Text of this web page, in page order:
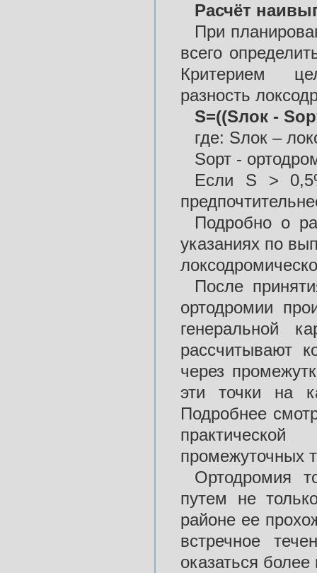
Расчёт
При
всего
Критерием
разность
S=((Sлок -
где: Sлок –
Sорт -
Если S >
Подробно о
указаниях по
После
ортодромии
генеральной
рассчитывают
через
эти точки на
Подробнее
промежуточных
Ортодромия
путем не
районе ее
встречное
оказаться